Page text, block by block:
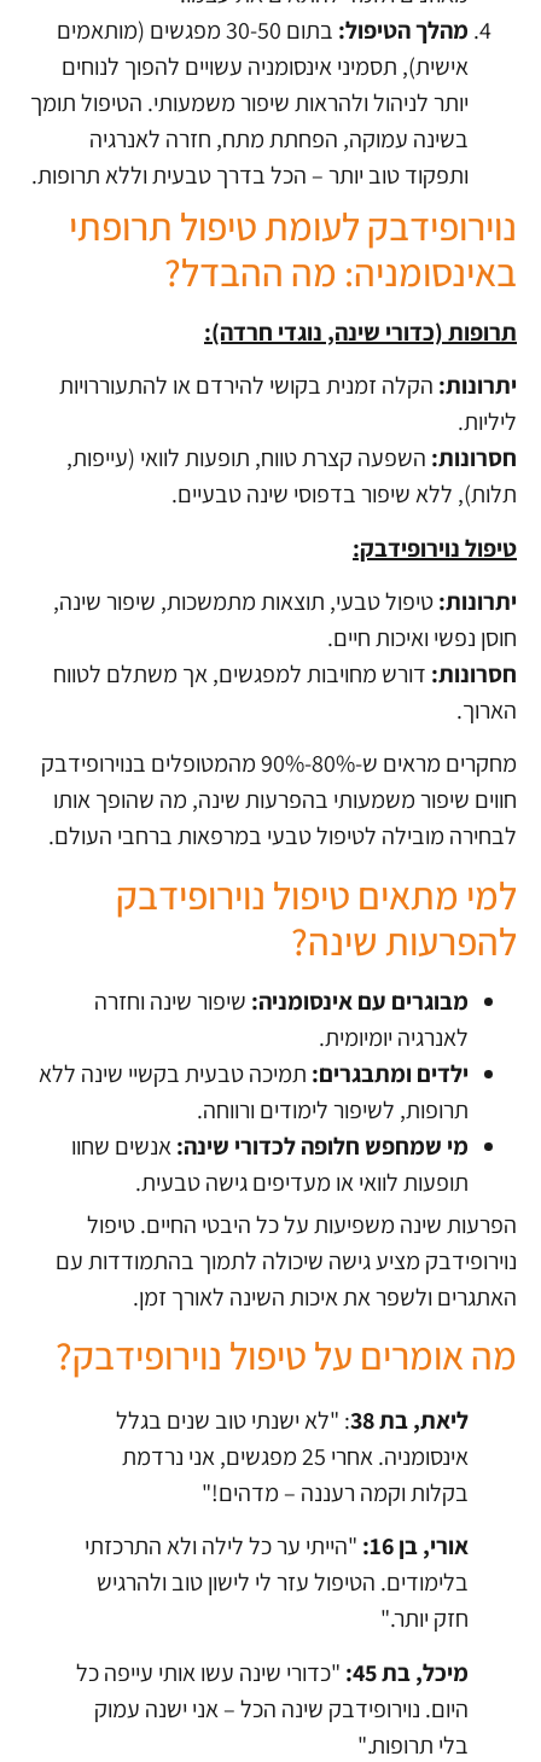
מהלך הטיפול:
בתום 30-50 מפגשים (מותאמים
אישית), תסמיני אינסומניה עשויים להפוך לנוחים
יותר לניהול ולהראות שיפור משמעותי. הטיפול תומך
בשינה עמוקה, הפחתת מתח, חזרה לאנרגיה
ותפקוד טוב יותר – הכל בדרך טבעית וללא תרופות.
נוירופידבק לעומת טיפול תרופתי
באינסומניה: מה ההבדל?
תרופות (כדורי שינה, נוגדי חרדה):
יתרונות: הקלה זמנית בקושי להירדם או להתעוררויות
ליליות.
חסרונות: השפעה קצרת טווח, תופעות לוואי (עייפות,
תלות), ללא שיפור בדפוסי שינה טבעיים.
טיפול נוירופידבק:
יתרונות:טיפול טבעי, תוצאות מתמשכות, שיפור שינה,
חוסן נפשי ואיכות חיים.
חסרונות: דורש מחויבות למפגשים, אך משתלם לטווח
הארוך.
מחקרים מראים ש-80%-90% מהמטופלים בנוירופידבק
חווים שיפור משמעותי בהפרעות שינה, מה שהופך אותו
לבחירה מובילה לטיפול טבעי במרפאות ברחבי העולם.
למי מתאים טיפול נוירופידבק
להפרעות שינה?
מבוגרים עם אינסומניה: שיפור שינה וחזרה
לאנרגיה יומיומית.
ילדים ומתבגרים: תמיכה טבעית בקשיי שינה ללא
תרופות, לשיפור לימודים ורווחה.
מי שמחפש חלופה לכדורי שינה:אנשים שחוו
תופעות לוואי או מעדיפים גישה טבעית.
הפרעות שינה משפיעות על כל היבטי החיים. טיפול
נוירופידבק מציע גישה שיכולה לתמוך בהתמודדות עם
האתגרים ולשפר את איכות השינה לאורך זמן.
מה אומרים על טיפול נוירופידבק?
ליאת, בת 38
: "לא ישנתי טוב שנים בגלל
אינסומניה. אחרי 25 מפגשים, אני נרדמת
בקלות וקמה רעננה – מדהים!"
אורי, בן 16:
"הייתי ער כל לילה ולא התרכזתי
בלימודים. הטיפול עזר לי לישון טוב ולהרגיש
חזק יותר."
מיכל, בת 45:
"כדורי שינה עשו אותי עייפה כל
היום. נוירופידבק שינה הכל – אני ישנה עמוק
בלי תרופות."